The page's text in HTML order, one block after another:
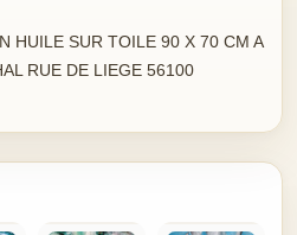
HUILE SUR TOILE 90 X 70 CM A
RUE DE LIEGE 56100